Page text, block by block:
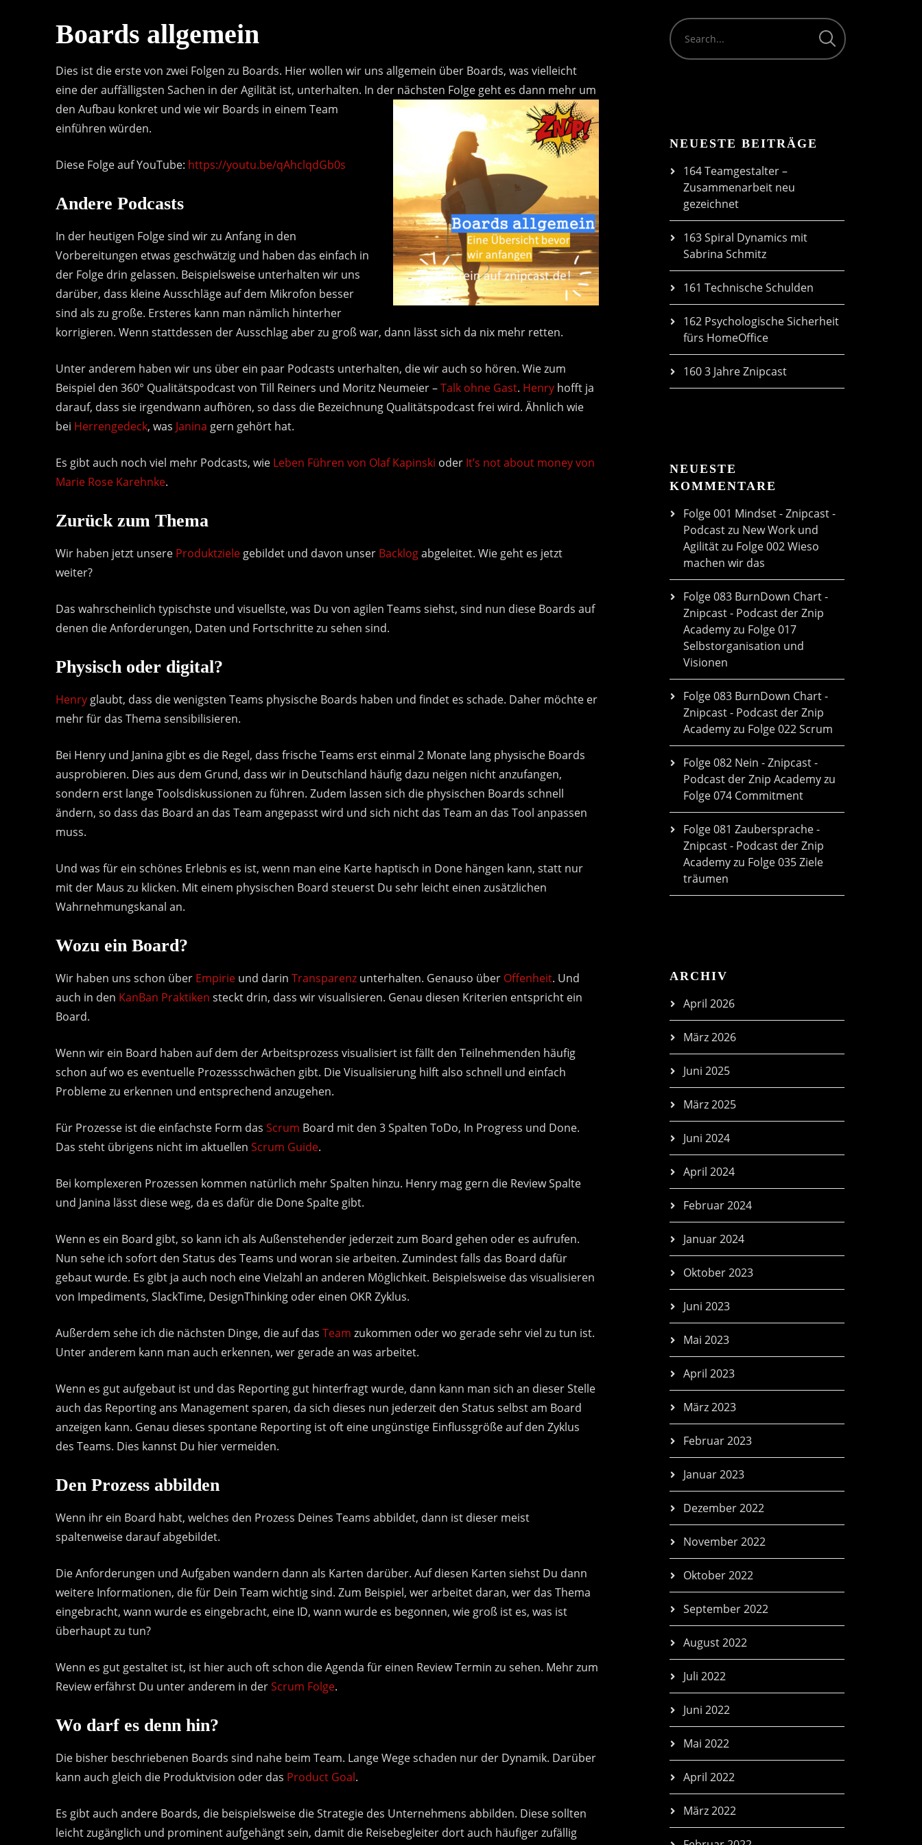
volume.
Boards allgemein
Dies ist die erste von zwei Folgen zu Boards. Hier wollen wir uns allgemein über Boards, was vielleicht
eine der auffälligsten Sachen in der Agilität ist, unterhalten. In der nächsten Folge geht es dann mehr um
den Aufbau konkret und wie wir Boards in einem Team
einführen würden.
Diese Folge auf YouTube: https://youtu.be/qAhclqdGb0s
Andere Podcasts
In der heutigen Folge sind wir zu Anfang in den
Vorbereitungen etwas geschwätzig und haben das einfach in
der Folge drin gelassen. Beispielsweise unterhalten wir uns
darüber, dass kleine Ausschläge auf dem Mikrofon besser
sind als zu große. Ersteres kann man nämlich hinterher
korrigieren. Wenn stattdessen der Ausschlag aber zu groß war, dann lässt sich da nix mehr retten.
Unter anderem haben wir uns über ein paar Podcasts unterhalten, die wir auch so hören. Wie zum
Beispiel den 360° Qualitätspodcast von Till Reiners und Moritz Neumeier –Talk ohne Gast. Henryhofft ja
darauf, dass sie irgendwann aufhören, so dass die Bezeichnung Qualitätspodcast frei wird. Ähnlich wie
bei Herrengedeck, was Janina gern gehört hat.
Es gibt auch noch viel mehr Podcasts, wie Leben Führen von Olaf Kapinski oder It’s not about money von
Marie Rose Karehnke.
Zurück zum Thema
Wir haben jetzt unsere Produktzielegebildet und davon unser Backlogabgeleitet. Wie geht es jetzt
weiter?
Das wahrscheinlich typischste und visuellste, was Du von agilen Teams siehst, sind nun diese Boards auf
denen die Anforderungen, Daten und Fortschritte zu sehen sind.
Physisch oder digital?
Henryglaubt, dass die wenigsten Teams physische Boards haben und findet es schade. Daher möchte er
mehr für das Thema sensibilisieren.
Bei Henry und Janina gibt es die Regel, dass frische Teams erst einmal 2 Monate lang physische Boards
ausprobieren. Dies aus dem Grund, dass wir in Deutschland häufig dazu neigen nicht anzufangen,
sondern erst lange Toolsdiskussionen zu führen. Zudem lassen sich die physischen Boards schnell
ändern, so dass das Board an das Team angepasst wird und sich nicht das Team an das Tool anpassen
muss.
Und was für ein schönes Erlebnis es ist, wenn man eine Karte haptisch in Done hängen kann, statt nur
mit der Maus zu klicken. Mit einem physischen Board steuerst Du sehr leicht einen zusätzlichen
Wahrnehmungskanal an.
Wozu ein Board?
Wir haben uns schon über Empirieund darin Transparenzunterhalten. Genauso über Offenheit. Und
auch in den KanBan Praktiken steckt drin, dass wir visualisieren. Genau diesen Kriterien entspricht ein
Board.
Wenn wir ein Board haben auf dem der Arbeitsprozess visualisiert ist fällt den Teilnehmenden häufig
schon auf wo es eventuelle Prozessschwächen gibt. Die Visualisierung hilft also schnell und einfach
Probleme zu erkennen und entsprechend anzugehen.
Für Prozesse ist die einfachste Form das Scrum Board mit den 3 Spalten ToDo, In Progress und Done.
Das steht übrigens nicht im aktuellen Scrum Guide.
Bei komplexeren Prozessen kommen natürlich mehr Spalten hinzu. Henry mag gern die Review Spalte
und Janina lässt diese weg, da es dafür die Done Spalte gibt.
Wenn es ein Board gibt, so kann ich als Außenstehender jederzeit zum Board gehen oder es aufrufen.
Nun sehe ich sofort den Status des Teams und woran sie arbeiten. Zumindest falls das Board dafür
gebaut wurde. Es gibt ja auch noch eine Vielzahl an anderen Möglichkeit. Beispielsweise das visualisieren
von Impediments, SlackTime, DesignThinking oder einen OKR Zyklus.
Außerdem sehe ich die nächsten Dinge, die auf das Team zukommen oder wo gerade sehr viel zu tun ist.
Unter anderem kann man auch erkennen, wer gerade an was arbeitet.
Wenn es gut aufgebaut ist und das Reporting gut hinterfragt wurde, dann kann man sich an dieser Stelle
auch das Reporting ans Management sparen, da sich dieses nun jederzeit den Status selbst am Board
anzeigen kann. Genau dieses spontane Reporting ist oft eine ungünstige Einflussgröße auf den Zyklus
des Teams. Dies kannst Du hier vermeiden.
Den Prozess abbilden
Wenn ihr ein Board habt, welches den Prozess Deines Teams abbildet, dann ist dieser meist
spaltenweise darauf abgebildet.
Die Anforderungen und Aufgaben wandern dann als Karten darüber. Auf diesen Karten siehst Du dann
weitere Informationen, die für Dein Team wichtig sind. Zum Beispiel, wer arbeitet daran, wer das Thema
eingebracht, wann wurde es eingebracht, eine ID, wann wurde es begonnen, wie groß ist es, was ist
überhaupt zu tun?
Wenn es gut gestaltet ist, ist hier auch oft schon die Agenda für einen Review Termin zu sehen. Mehr zum
Review erfährst Du unter anderem in derScrum Folge.
Wo darf es denn hin?
Die bisher beschriebenen Boards sind nahe beim Team. Lange Wege schaden nur der Dynamik. Darüber
kann auch gleich die Produktvision oder das Product Goal.
Es gibt auch andere Boards, die beispielsweise die Strategie des Unternehmens abbilden. Diese sollten
leicht zugänglich und prominent aufgehängt sein, damit die Reisebegleiter dort auch häufiger zufällig
NEUESTE BEITRÄGE
164 Teamgestalter –
Zusammenarbeit neu
gezeichnet
163 Spiral Dynamics mit
Sabrina Schmitz
161 Technische Schulden
162 Psychologische Sicherheit
fürs HomeOffice
160 3 Jahre Znipcast
NEUESTE
KOMMENTARE
Folge 001 Mindset - Znipcast -
Podcast zu New Work und
Agilitätzu Folge 002 Wieso
machen wir das
Folge 083 BurnDown Chart -
Znipcast - Podcast der Znip
Academyzu Folge 017
Selbstorganisation und
Visionen
Folge 083 BurnDown Chart -
Znipcast - Podcast der Znip
Academyzu Folge 022 Scrum
Folge 082 Nein - Znipcast -
Podcast der Znip Academyzu
Folge 074 Commitment
Folge 081 Zaubersprache -
Znipcast - Podcast der Znip
Academyzu Folge 035 Ziele
träumen
ARCHIV
April 2026
März 2026
Juni 2025
März 2025
Juni 2024
April 2024
Februar 2024
Januar 2024
Oktober 2023
Juni 2023
Mai 2023
April 2023
März 2023
Februar 2023
Januar 2023
Dezember 2022
November 2022
Oktober 2022
September 2022
August 2022
Juli 2022
Juni 2022
Mai 2022
April 2022
März 2022